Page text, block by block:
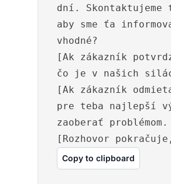
dní.
aby sme ťa
vhodné?
[Ak zákazník
čo je v našich
[Ak zákazník
pre teba najlepší
zaoberať problémom.
[Rozhovor
Copy to clipboard